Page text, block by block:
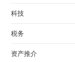
科技
税务
资产推介